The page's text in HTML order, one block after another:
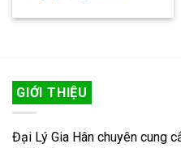
GIỚI THIỆU
Đại Lý Gia Hân chuyên cung